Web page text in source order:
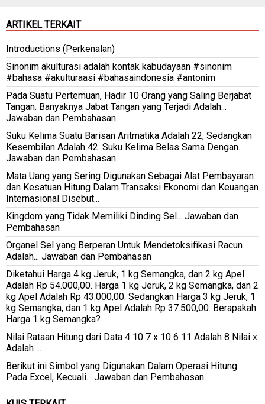
ARTIKEL TERKAIT
Introductions (Perkenalan)
Sinonim akulturasi adalah kontak kabudayaan #sinonim
#bahasa #akulturaasi #bahasaindonesia #antonim
Pada Suatu Pertemuan, Hadir 10 Orang yang Saling Berjabat
Tangan. Banyaknya Jabat Tangan yang Terjadi Adalah...
Jawaban dan Pembahasan
Suku Kelima Suatu Barisan Aritmatika Adalah 22, Sedangkan
Kesembilan Adalah 42. Suku Kelima Belas Sama Dengan...
Jawaban dan Pembahasan
Mata Uang yang Sering Digunakan Sebagai Alat Pembayaran
dan Kesatuan Hitung Dalam Transaksi Ekonomi dan Keuangan
Internasional Disebut...
Kingdom yang Tidak Memiliki Dinding Sel... Jawaban dan
Pembahasan
Organel Sel yang Berperan Untuk Mendetoksifikasi Racun
Adalah... Jawaban dan Pembahasan
Diketahui Harga 4 kg Jeruk, 1 kg Semangka, dan 2 kg Apel
Adalah Rp 54.000,00. Harga 1 kg Jeruk, 2 kg Semangka, dan 2
kg Apel Adalah Rp 43.000,00. Sedangkan Harga 3 kg Jeruk, 1
kg Semangka, dan 1 kg Apel Adalah Rp 37.500,00. Berapakah
Harga 1 kg Semangka?
Nilai Rataan Hitung dari Data 4 10 7 x 10 6 11 Adalah 8 Nilai x
Adalah ...
Berikut ini Simbol yang Digunakan Dalam Operasi Hitung
Pada Excel, Kecuali... Jawaban dan Pembahasan